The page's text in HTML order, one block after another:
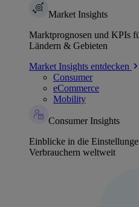
Market Insights
Marktprognosen und KPIs
Ländern & Gebieten
Market Insights entdecken
Consumer
eCommerce
Mobility
Consumer Insights
Einblicke in die
Verbrauchern weltweit